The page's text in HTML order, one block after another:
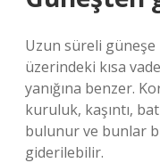
Uzun süreli
üzerindeki kısa
yanığına benzer.
kuruluk, kaşıntı,
bulunur ve bunlar
giderilebilir.